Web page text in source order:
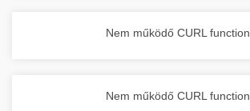
Nem működő CURL function.
Nem működő CURL function.